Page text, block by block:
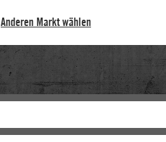
Anderen Markt wählen